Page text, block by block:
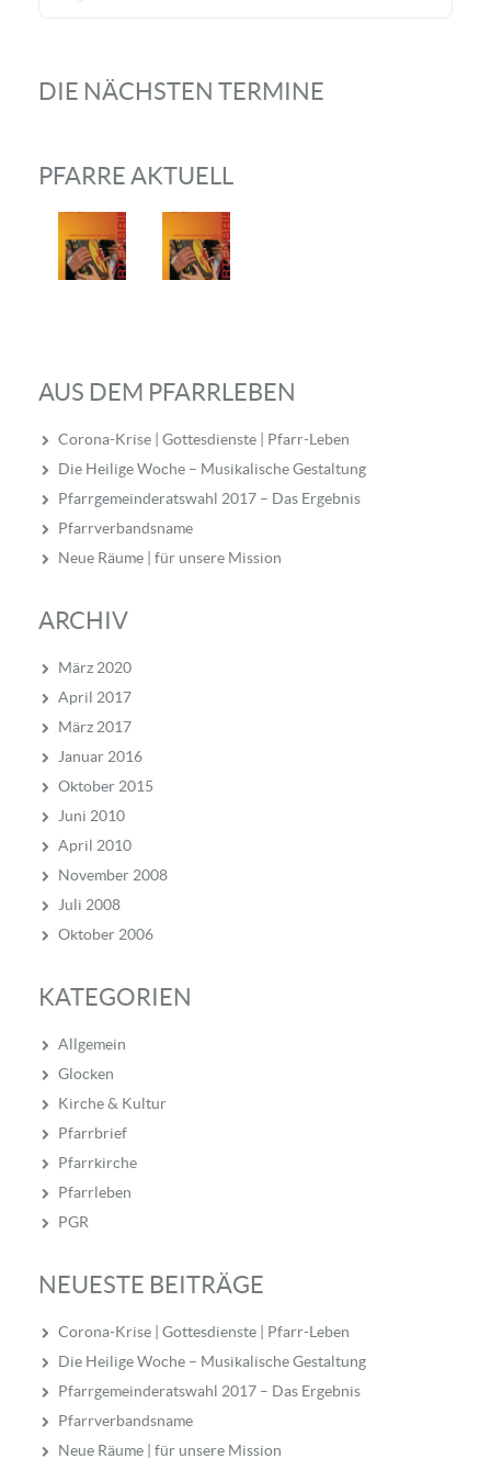
DIE NÄCHSTEN TERMINE
PFARRE AKTUELL
AUS DEM PFARRLEBEN
Corona-Krise | Gottesdienste | Pfarr-Leben
Die Heilige Woche – Musikalische Gestaltung
Pfarrgemeinderatswahl 2017 – Das Ergebnis
Pfarrverbandsname
Neue Räume | für unsere Mission
ARCHIV
März 2020
April 2017
März 2017
Januar 2016
Oktober 2015
Juni 2010
April 2010
November 2008
Juli 2008
Oktober 2006
KATEGORIEN
Allgemein
Glocken
Kirche & Kultur
Pfarrbrief
Pfarrkirche
Pfarrleben
PGR
NEUESTE BEITRÄGE
Corona-Krise | Gottesdienste | Pfarr-Leben
Die Heilige Woche – Musikalische Gestaltung
Pfarrgemeinderatswahl 2017 – Das Ergebnis
Pfarrverbandsname
Neue Räume | für unsere Mission